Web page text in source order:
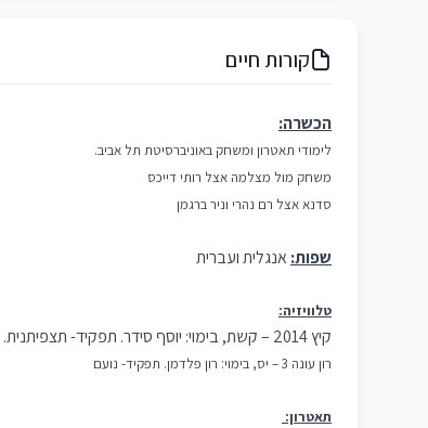
קורות חיים
הכשרה:
לימודי תאטרון ומשחק באוניברסיטת תל אביב.
משחק מול מצלמה אצל רותי דייכס
סדנא אצל רם נהרי וניר ברגמן
שפות:אנגלית ועברית
טלוויזיה:
קיץ 2014 – קשת, בימוי: יוסף סידר. תפקיד- תצפיתנית.
רון עונה 3 – יס, בימוי: רון פלדמן. תפקיד- נועם
תאטרון: